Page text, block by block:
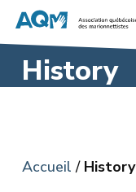
Skip
main
content
History
Accueil / History